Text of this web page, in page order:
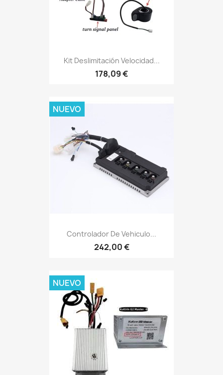
Kit Deslimitación Velocidad...
178,09 €
Controlador De Vehiculo...
242,00 €
NUEVO
NUEVO